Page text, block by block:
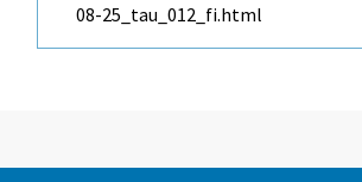
08-25_tau_012_fi.html